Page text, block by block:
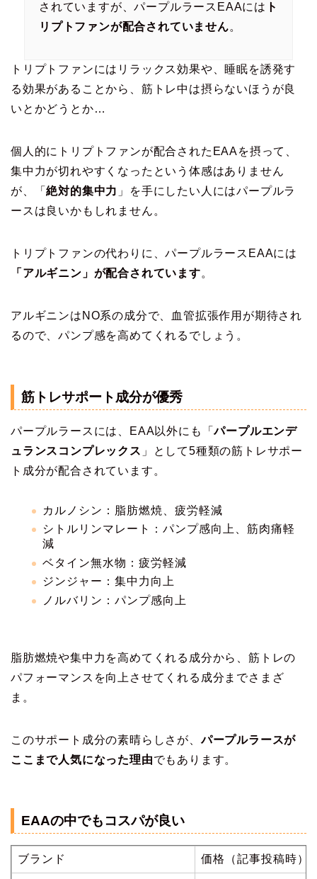
されていますが、パープルラースEAAには ト
リプトファンが配合されていません。
トリプトファンにはリラックス効果や、睡眠を誘発す
る効果があることから、筋トレ中は摂らないほうが良
いとかどうとか…
個人的にトリプトファンが配合されたEAAを摂って、
集中力が切れやすくなったという体感はありません
が、「絶対的集中力 」を手にしたい人にはパープルラ
ースは良いかもしれません。
トリプトファンの代わりに、パープルラースEAAには
「アルギニン」が配合されています。
アルギニンはNO系の成分で、血管拡張作用が期待され
るので、パンプ感を高めてくれるでしょう。
筋トレサポート成分が優秀
パープルラースには、EAA以外にも「パープルエンデ
ュランスコンプレックス 」として5種類の筋トレサポー
ト成分が配合されています。
カルノシン：脂肪燃焼、疲労軽減
シトルリンマレート：パンプ感向上、筋肉痛軽
減
ベタイン無水物：疲労軽減
ジンジャー：集中力向上
ノルバリン：パンプ感向上
脂肪燃焼や集中力を高めてくれる成分から、筋トレの
パフォーマンスを向上させてくれる成分までさまざ
ま。
このサポート成分の素晴らしさが、パープルラースが
ここまで人気になった理由でもあります。
EAAの中でもコスパが良い
ブランド 価格（記事投稿時）